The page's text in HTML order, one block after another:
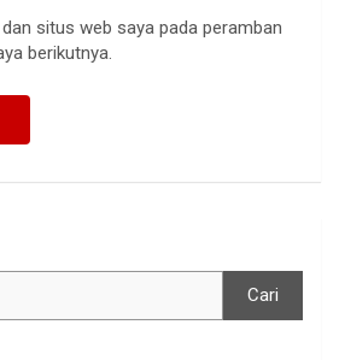
situs web saya pada peramban
berikutnya.
Cari